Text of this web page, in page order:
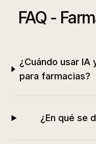
FAQ -
¿Cuándo usar IA
para farmacias?
¿En qué se